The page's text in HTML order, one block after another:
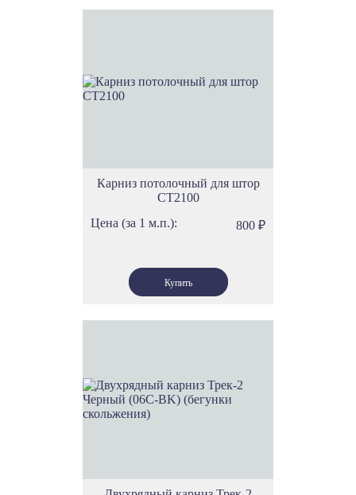
Карниз потолочный для штор
СТ2100
Цена (за 1 м.п.):
800 ₽